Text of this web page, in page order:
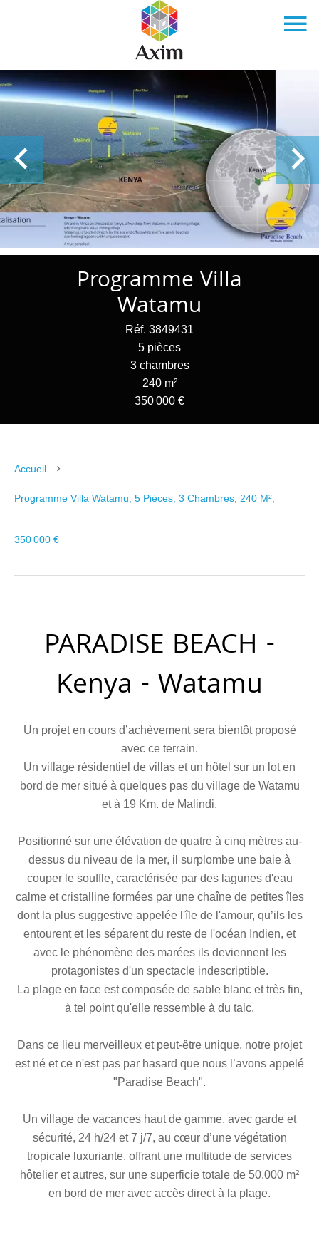
Programme Villa
Watamu
Réf. 3849431
5 pièces
3 chambres
240 m²
350 000 €
Accueil
Programme Villa Watamu, 5 Pièces, 3 Chambres, 240 M²,
350 000 €
PARADISE BEACH -
Kenya - Watamu
Un projet en cours d’achèvement sera bientôt proposé
avec ce terrain.
Un village résidentiel de villas et un hôtel sur un lot en
bord de mer situé à quelques pas du village de Watamu
et à 19 Km. de Malindi.
Positionné sur une élévation de quatre à cinq mètres au-
dessus du niveau de la mer, il surplombe une baie à
couper le souffle, caractérisée par des lagunes d'eau
calme et cristalline formées par une chaîne de petites îles
dont la plus suggestive appelée l'île de l'amour, qu’ils les
entourent et les séparent du reste de l'océan Indien, et
avec le phénomène des marées ils deviennent les
protagonistes d'un spectacle indescriptible.
La plage en face est composée de sable blanc et très fin,
à tel point qu'elle ressemble à du talc.
Dans ce lieu merveilleux et peut-être unique, notre projet
est né et ce n'est pas par hasard que nous l’avons appelé
"Paradise Beach".
Un village de vacances haut de gamme, avec garde et
sécurité, 24 h/24 et 7 j/7, au cœur d’une végétation
tropicale luxuriante, offrant une multitude de services
hôtelier et autres, sur une superficie totale de 50.000 m²
en bord de mer avec accès direct à la plage.